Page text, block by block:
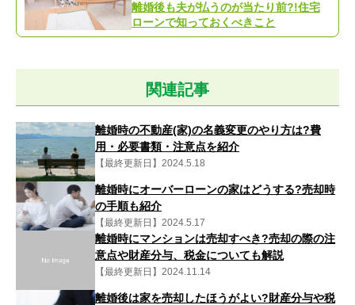
離婚後も夫が払うのが当たり前?!住宅
ローンで知っておくべきこと
関連記事
離婚時の不動産(家)の名義変更のやり方は?費
用・必要書類・注意点を紹介
【最終更新日】2024.5.18
離婚時にオーバーローンの家はどうする?売却時
の手順も紹介
【最終更新日】2024.5.17
離婚時にマンションは売却すべき?売却の際の注
意点や財産分与、税金についても解説
【最終更新日】2024.11.14
離婚後は家を売却したほうがよい?財産分与や税